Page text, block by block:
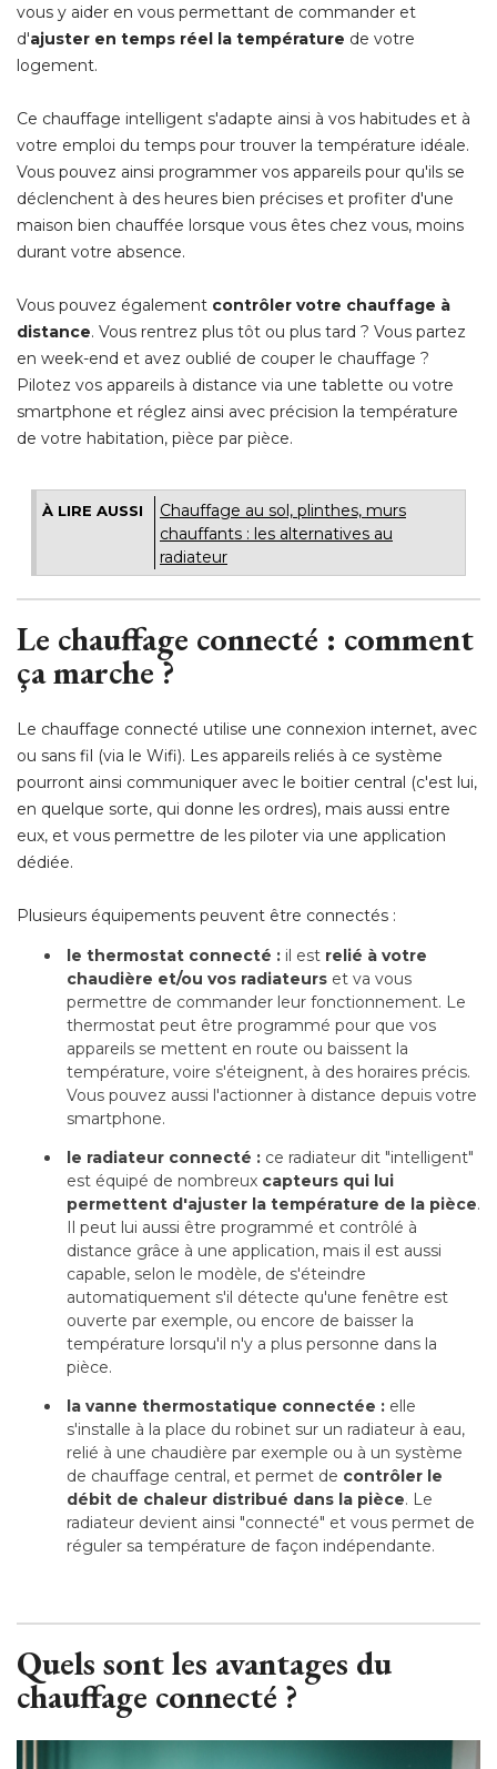
vous y aider en vous permettant de commander et
d'ajuster en temps réel la température de votre
logement.
Ce chauffage intelligent s'adapte ainsi à vos habitudes et à
votre emploi du temps pour trouver la température idéale.
Vous pouvez ainsi programmer vos appareils pour qu'ils se
déclenchent à des heures bien précises et profiter d'une
maison bien chauffée lorsque vous êtes chez vous, moins
durant votre absence.
Vous pouvez également contrôler votre chauffage à
distance. Vous rentrez plus tôt ou plus tard ? Vous partez
en week-end et avez oublié de couper le chauffage ?
Pilotez vos appareils à distance via une tablette ou votre
smartphone et réglez ainsi avec précision la température
de votre habitation, pièce par pièce.
À LIRE AUSSI
Chauffage au sol, plinthes, murs
chauffants : les alternatives au
radiateur
Le chauffage connecté : comment
ça marche ?
Le chauffage connecté utilise une connexion internet, avec
ou sans fil (via le Wifi). Les appareils reliés à ce système
pourront ainsi communiquer avec le boitier central (c'est lui,
en quelque sorte, qui donne les ordres), mais aussi entre
eux, et vous permettre de les piloter via une application
dédiée.
Plusieurs équipements peuvent être connectés :
le thermostat connecté : il est relié à votre
chaudière et/ou vos radiateurs et va vous
permettre de commander leur fonctionnement. Le
thermostat peut être programmé pour que vos
appareils se mettent en route ou baissent la
température, voire s'éteignent, à des horaires précis.
Vous pouvez aussi l'actionner à distance depuis votre
smartphone.
le radiateur connecté : ce radiateur dit "intelligent"
est équipé de nombreux capteurs qui lui
permettent d'ajuster la température de la pièce.
Il peut lui aussi être programmé et contrôlé à
distance grâce à une application, mais il est aussi
capable, selon le modèle, de s'éteindre
automatiquement s'il détecte qu'une fenêtre est
ouverte par exemple, ou encore de baisser la
température lorsqu'il n'y a plus personne dans la
pièce.
la vanne thermostatique connectée : elle
s'installe à la place du robinet sur un radiateur à eau,
relié à une chaudière par exemple ou à un système
de chauffage central, et permet de contrôler le
débit de chaleur distribué dans la pièce. Le
radiateur devient ainsi "connecté" et vous permet de
réguler sa température de façon indépendante.
Quels sont les avantages du
chauffage connecté ?